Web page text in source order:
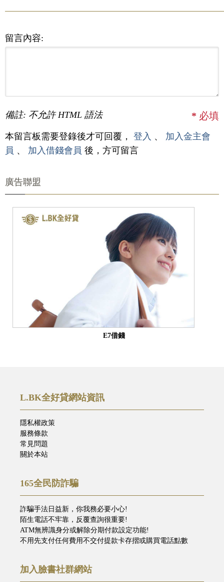
留言內容:
備註: 不允許 HTML 語法 * 必填
本留言板需要登錄後才可回覆， 登入 、 加入金主會
員 、 加入借錢會員 後，方可留言
廣告聯盟
E7借錢
L.BK全好貸網站資訊
隱私權政策
服務條款
常見問題
關於本站
165全民防詐騙
詐騙手法日益新，你我務必要小心!
陌生電話不牢靠，反覆查詢很重要!
ATM無辨識身分或解除分期付款設定功能!
不用先支付任何費用不交付提款卡存摺或購買電話點數
加入臉書社群網站